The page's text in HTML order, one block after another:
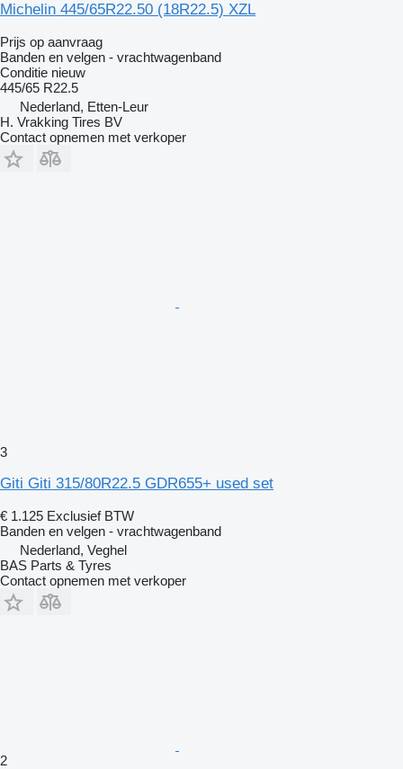
Michelin 445/65R22.50 (18R22.5) XZL
Prijs op aanvraag
Banden en velgen - vrachtwagenband
Conditie nieuw
445/65 R22.5
Nederland, Etten-Leur
H. Vrakking Tires BV
Contact opnemen met verkoper
3
Giti Giti 315/80R22.5 GDR655+ used set
€ 1.125 Exclusief BTW
Banden en velgen - vrachtwagenband
Nederland, Veghel
BAS Parts & Tyres
Contact opnemen met verkoper
2